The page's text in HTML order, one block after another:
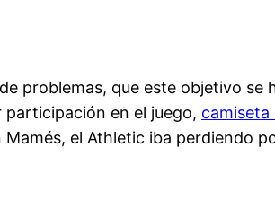
problemas, que este objetivo
en el juego, camiseta
Mamés, el Athletic iba perdiendo